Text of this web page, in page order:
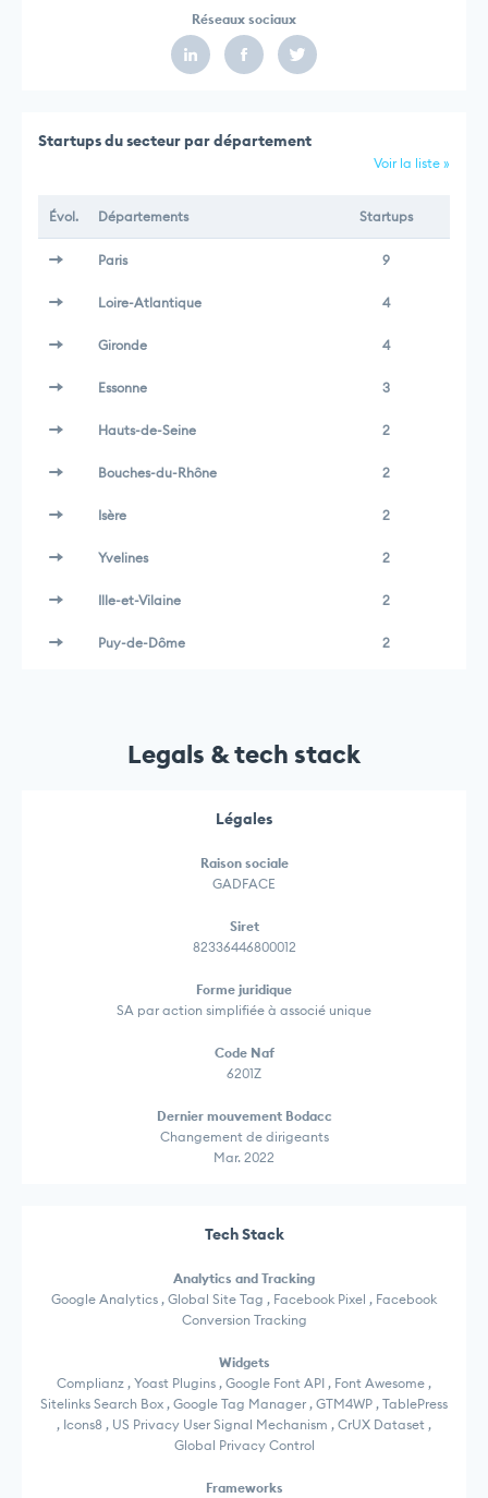
Réseaux sociaux
Startups du secteur par département
Voir la liste »
Évol. Départements Startups
Paris 9
Loire-Atlantique 4
Gironde 4
Essonne 3
Hauts-de-Seine 2
Bouches-du-Rhône 2
Isère 2
Yvelines 2
Ille-et-Vilaine 2
Puy-de-Dôme 2
Legals & tech stack
Légales
Raison sociale
GADFACE
Siret
82336446800012
Forme juridique
SA par action simplifiée à associé unique
Code Naf
6201Z
Dernier mouvement Bodacc
Changement de dirigeants
Mar. 2022
Tech Stack
Analytics and Tracking
Google Analytics , Global Site Tag , Facebook Pixel , Facebook
Conversion Tracking
Widgets
Complianz , Yoast Plugins , Google Font API , Font Awesome ,
Sitelinks Search Box , Google Tag Manager , GTM4WP , TablePress
, Icons8 , US Privacy User Signal Mechanism , CrUX Dataset ,
Global Privacy Control
Frameworks